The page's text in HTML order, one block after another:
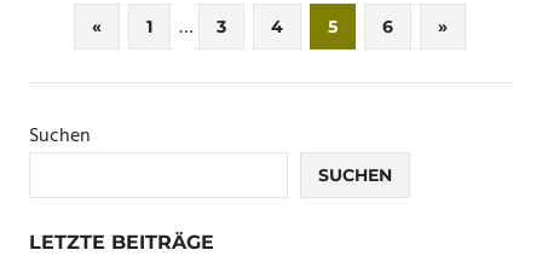
Seitennummerierung
der
Beiträge
«Vorherige
Beiträge
1 … 3 4 5 6
Nächste
Beiträge
»
Suchen
SUCHEN
LETZTE BEITRÄGE